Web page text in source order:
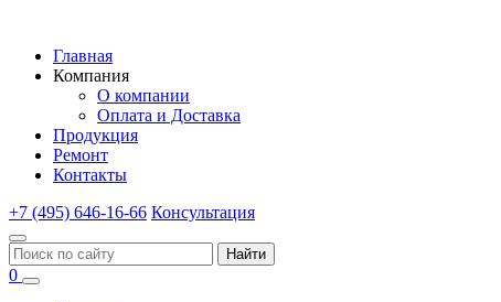
Главная
Компания
О компании
Оплата и Доставка
Продукция
Ремонт
Контакты
+7 (495) 646-16-66 Консультация
Найти
0